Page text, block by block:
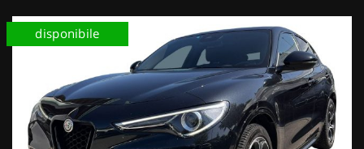
CONTATTI
disponibile